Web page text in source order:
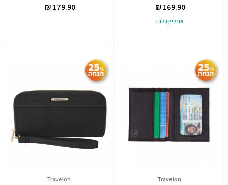
‏169.90 ₪
אונליין בלבד
‏179.90 ₪
Travelon
Travelon